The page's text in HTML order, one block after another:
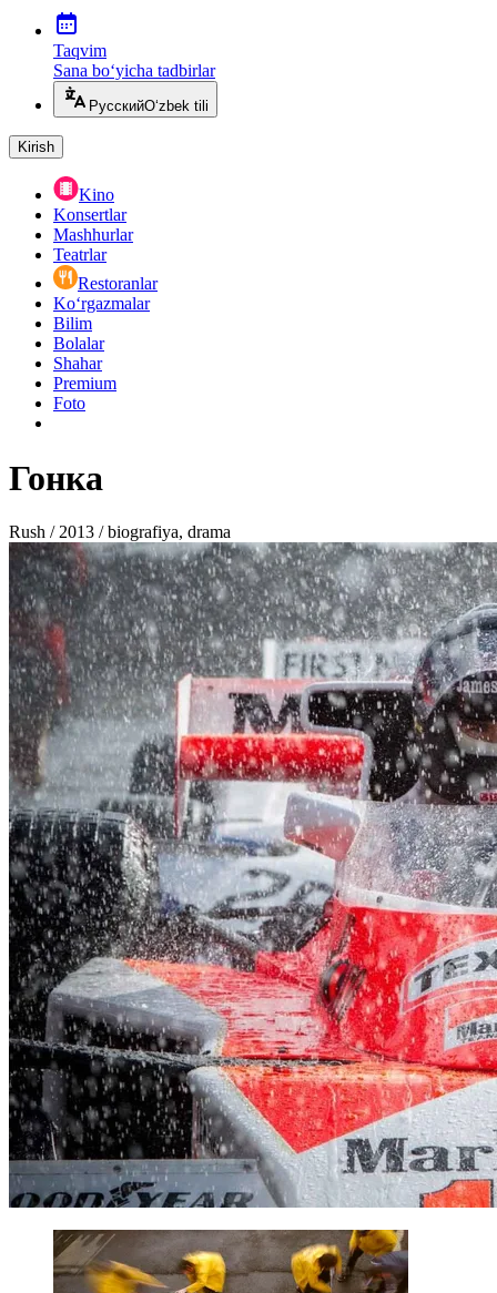
Taqvim
Sana bo‘yicha tadbirlar
РусскийO‘zbek tili
Kirish
Kino
Konsertlar
Mashhurlar
Teatrlar
Restoranlar
Ko‘rgazmalar
Bilim
Bolalar
Shahar
Premium
Foto
Гонка
Rush / 2013 / biografiya, drama